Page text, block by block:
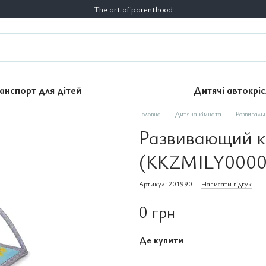
The art of parenthood
для дітей Дитячі
Головна Дитяча кімната
Развивающий
Артикул: 201990 Написати відгук
0 грн
Де купити